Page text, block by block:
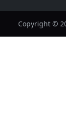
Copyright ©